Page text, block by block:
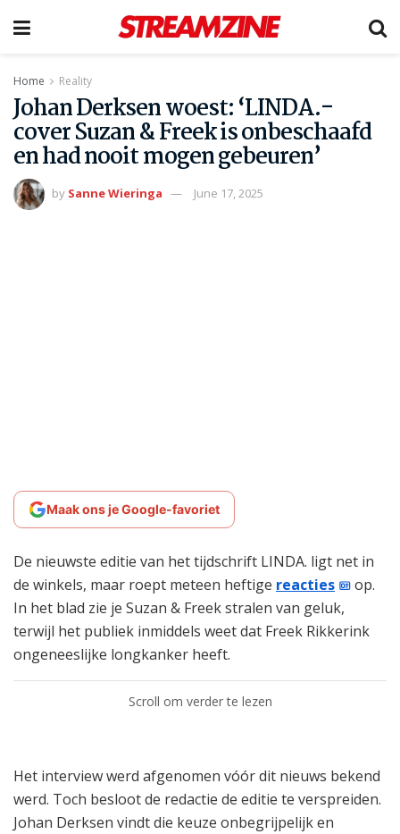
Home Reality
Johan Derksen woest: ‘LINDA.-
cover Suzan & Freek is onbeschaafd
en had nooit mogen gebeuren’
by Sanne Wieringa June 17, 2025
Maak ons je Google-favoriet
De nieuwste editie van het tijdschrift LINDA. ligt net in
de winkels, maar roept meteen heftige reacties
op.
In het blad zie je Suzan & Freek stralen van geluk,
terwijl het publiek inmiddels weet dat Freek Rikkerink
ongeneeslijke longkanker heeft.
Scroll om verder te lezen
Het interview werd afgenomen vóór dit nieuws bekend
werd. Toch besloot de redactie de editie te verspreiden.
Johan Derksen vindt die keuze onbegrijpelijk en